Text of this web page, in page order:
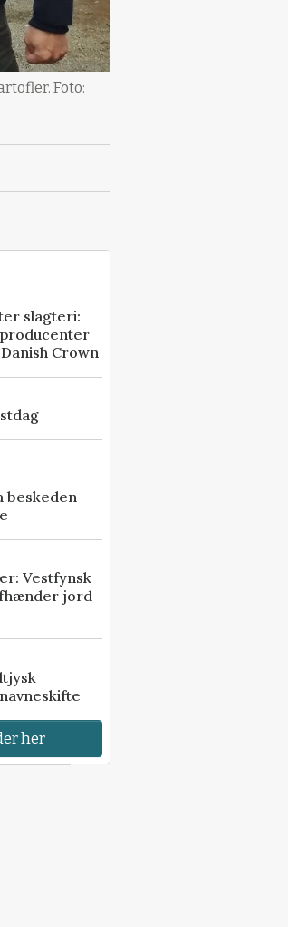
Foto:
slagteri:
Crown
beskeden
Vestfynsk
jord
her